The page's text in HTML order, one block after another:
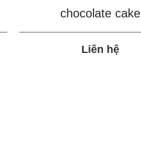
chocolate cake
Liên hệ